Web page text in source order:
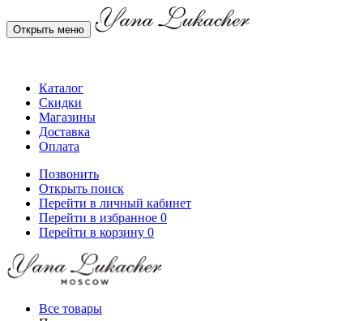
Открыть меню
Каталог
Скидки
Магазины
Доставка
Оплата
Позвонить
Открыть поиск
Перейти в личный кабинет
Перейти в избранное 0
Перейти в корзину 0
Все товары